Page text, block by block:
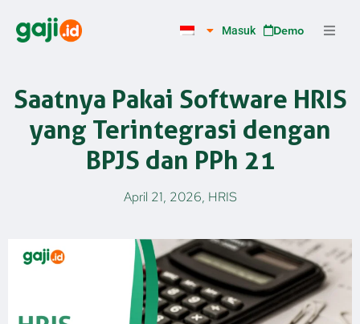
konten
Masuk Demo
Saatnya Pakai Software HRIS
yang Terintegrasi dengan
BPJS dan PPh 21
April 21, 2026, HRIS